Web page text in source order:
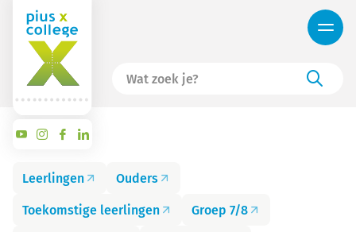
Leerlingen Ouders
Toekomstige leerlingen Groep 7/8